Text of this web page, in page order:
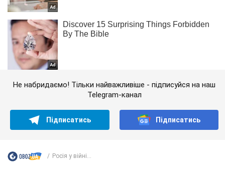
Не набридаємо! Тільки найважливіше - підписуйся на наш
Telegram-канал
Підписатись Підписатись
Росія у війні...